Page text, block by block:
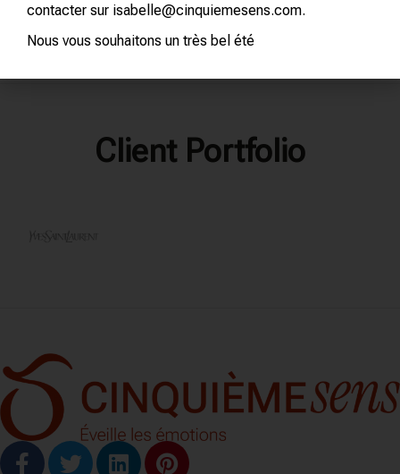
Client Portfolio
contacter sur isabelle@cinquiemesens.com.
Nous vous souhaitons un très bel été